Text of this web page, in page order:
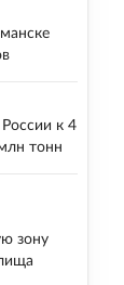
к 4
тонн
зону